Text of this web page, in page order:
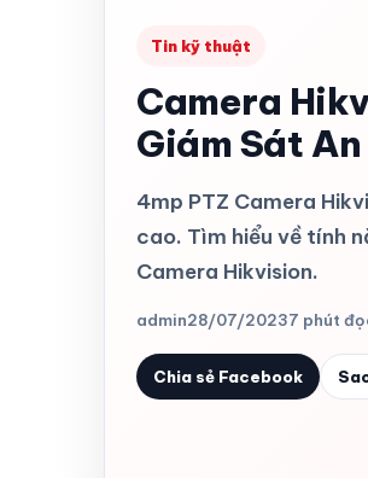
Tin kỹ thuật
Camera
Giám Sát
4mp PTZ Camera
cao. Tìm hiểu về tính
Camera Hikvision.
admin28/07/20237 phút
Chia sẻ Facebook